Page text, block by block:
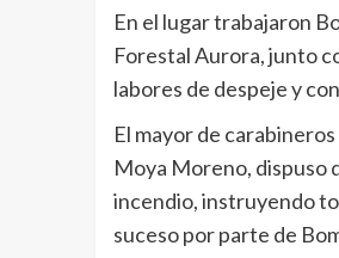
En el lugar trabajaron
Forestal Aurora, junto
labores de despeje y
El mayor de
Moya Moreno, dispuso
incendio, instruyendo
suceso por parte de